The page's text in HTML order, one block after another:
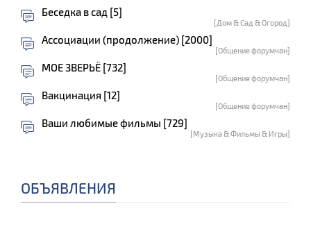
Беседка в сад [5]
[Дом & Сад & Огород]
Ассоциации (продолжение) [2000]
[Общение форумчан]
МОЕ ЗВЕРЬЁ [732]
[Общение форумчан]
Вакцинация [12]
[Общение форумчан]
Ваши любимые фильмы [729]
[Музыка & Фильмы & Игры]
ОБЪЯВЛЕНИЯ